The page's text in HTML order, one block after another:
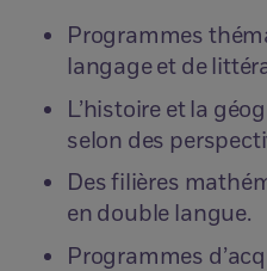
Programmes
langage et de
L’histoire et la
selon des
Des filières
en double langue.
Programmes